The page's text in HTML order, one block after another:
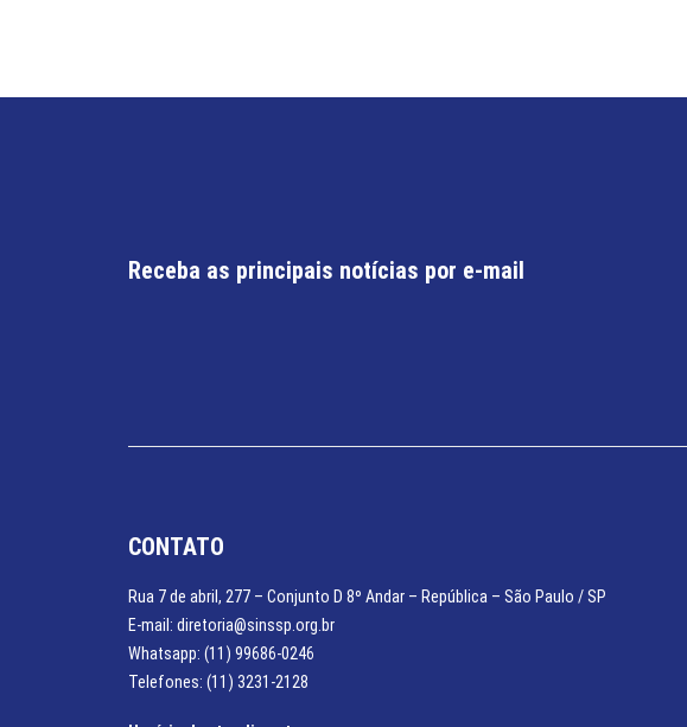
Receba as principais notícias por e-mail
CONTATO
Rua 7 de abril, 277 – Conjunto D 8º Andar – República – São Paulo / SP
E-mail: diretoria@sinssp.org.br
Whatsapp: (11) 99686-0246
Telefones: (11) 3231-2128